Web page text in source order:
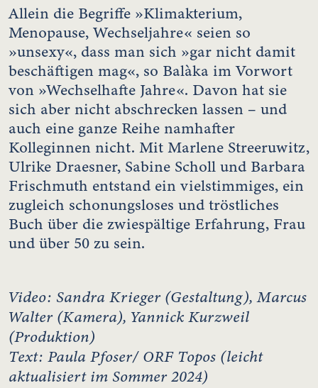
Allein die Begriffe »Klimakterium,
Menopause, Wechseljahre« seien so
»unsexy«, dass man sich »gar nicht damit
beschäftigen mag«, so Balàka im Vorwort
von »Wechselhafte Jahre«. Davon hat sie
sich aber nicht abschrecken lassen – und
auch eine ganze Reihe namhafter
Kolleginnen nicht. Mit Marlene Streeruwitz,
Ulrike Draesner, Sabine Scholl und Barbara
Frischmuth entstand ein vielstimmiges, ein
zugleich schonungsloses und tröstliches
Buch über die zwiespältige Erfahrung, Frau
und über 50 zu sein.
Video: Sandra Krieger (Gestaltung), Marcus
Walter (Kamera), Yannick Kurzweil
(Produktion)
Text: Paula Pfoser/ ORF Topos (leicht
aktualisiert im Sommer 2024)